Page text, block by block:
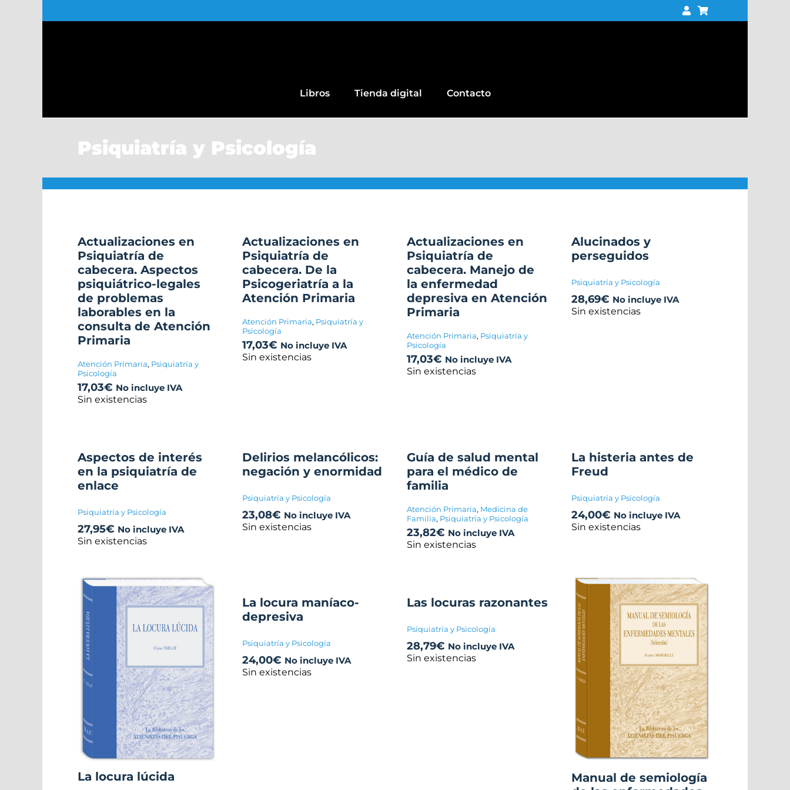
Libros Tienda digital Contacto
Psiquiatría y Psicología
Actualizaciones en
Psiquiatría de
cabecera. Aspectos
psiquiátrico-legales
de problemas
laborables en la
consulta de Atención
Primaria
Atención Primaria, Psiquiatría y
Psicología
17,03€ No incluye IVA
Sin existencias
Actualizaciones en
Psiquiatría de
cabecera. De la
Psicogeriatría a la
Atención Primaria
Atención Primaria, Psiquiatría y
Psicología
17,03€ No incluye IVA
Sin existencias
Actualizaciones en
Psiquiatría de
cabecera. Manejo de
la enfermedad
depresiva en Atención
Primaria
Atención Primaria, Psiquiatría y
Psicología
17,03€ No incluye IVA
Sin existencias
Alucinados y
perseguidos
Psiquiatría y Psicología
28,69€ No incluye IVA
Sin existencias
Aspectos de interés
en la psiquiatría de
enlace
Psiquiatría y Psicología
27,95€ No incluye IVA
Sin existencias
Delirios melancólicos:
negación y enormidad
Psiquiatría y Psicología
23,08€ No incluye IVA
Sin existencias
Guía de salud mental
para el médico de
familia
Atención Primaria, Medicina de
Familia, Psiquiatría y Psicología
23,82€ No incluye IVA
Sin existencias
La histeria antes de
Freud
Psiquiatría y Psicología
24,00€ No incluye IVA
Sin existencias
La locura lúcida
La locura maníaco-
depresiva
Psiquiatría y Psicología
24,00€ No incluye IVA
Sin existencias
Las locuras razonantes
Psiquiatría y Psicología
28,79€ No incluye IVA
Sin existencias
Manual de semiología